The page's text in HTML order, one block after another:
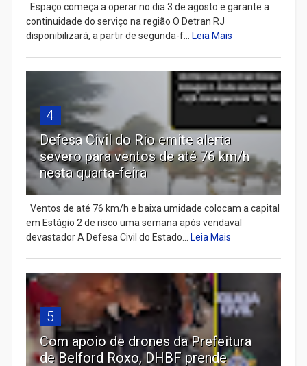
Espaço começa a operar no dia 3 de agosto e garante a
continuidade do serviço na região O Detran RJ
disponibilizará, a partir de segunda-f... Leia Mais
4
Defesa Civil do Rio emite alerta
severo para ventos de até 76 km/h
nesta quarta-feira
Ventos de até 76 km/h e baixa umidade colocam a capital
em Estágio 2 de risco uma semana após vendaval
devastador A Defesa Civil do Estado... Leia Mais
5
Com apoio de drones da Prefeitura
de Belford Roxo, DHBF prende